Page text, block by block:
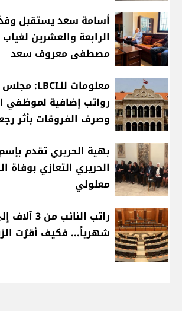
أسامة سعد يستقبل
الرابعة والعشرين
مصطفى معروف سعد
رواتب إضافية لموظفي
وصرف الفروقات بأثر
بهية الحريري تقدم
الحريري التعازي بوفاة
معلولي
شهرياً... فكيف أقرّت